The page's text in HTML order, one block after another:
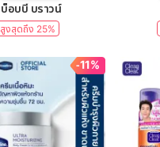
บ็อบบี้ บราวน์
สูงสุดถึง 25%
-11%